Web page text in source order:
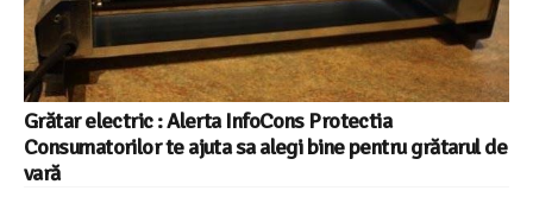
Grătar electric : Alerta InfoCons Protectia
Consumatorilor te ajuta sa alegi bine pentru grătarul de
vară